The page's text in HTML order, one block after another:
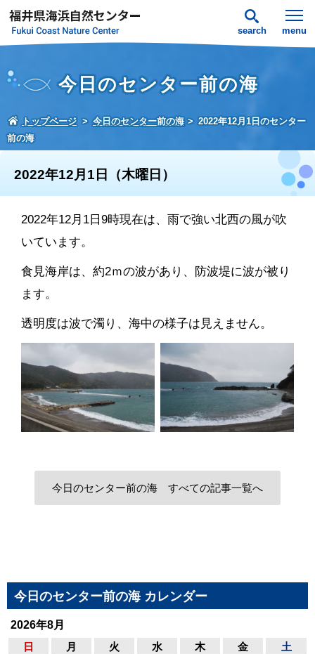
search menu
今日のセンター前の海
トップページ 今日のセンター前の海
2022年12月1日のセンター
前の海
2022年12月1日（木曜日）
2022年12月1日9時現在は、雨で強い北西の風が吹
いています。
食見海岸は、約2ｍの波があり、防波堤に波が被り
ます。
透明度は波で濁り、海中の様子は見えません。
今日のセンター前の海 すべての記事一覧へ
今日のセンター前の海 カレンダー
2026年8月
日
月 火 水 木 金 土